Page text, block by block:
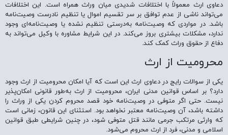
دعاوی ارث معمولاً با اختلافات شدیدی میان وراث همراه است. این اختلافات
می‌تواند ناشی از عدم توافق بر سر تقسیم اموال یا تنظیم نادرست وصیت‌نامه
باشد. در مواردی که وصیت‌نامه به‌درستی تنظیم نشده یا وصیت‌نامه‌ای وجود
ندارد، مشکلات بیشتری بروز می‌کند. در این شرایط مشاوره با وکیل می‌تواند به
دفاع از حقوق وراث کمک کند.
محرومیت از ارث
یکی از سوالات رایج در دعاوی ارث این است که آیا امکان محرومیت از ارث وجود
دارد؟ بر اساس قوانین مدنی ایران، محرومیت از ارث به‌طور قانونی امکان‌پذیر
نیست. حتی اگر متوفی در وصیت‌نامه خود قصد محروم کردن یکی از وراث را
داشته باشد، آن وصیت‌نامه معتبر نخواهد بود. استثنای این قانون، زمانی است
که وارثی مرتکب جرمی مانند قتل متوفی شود، در چنین شرایطی طبق قوانین
اسلامی و مدنی، فرد از ارث محروم می‌شود.